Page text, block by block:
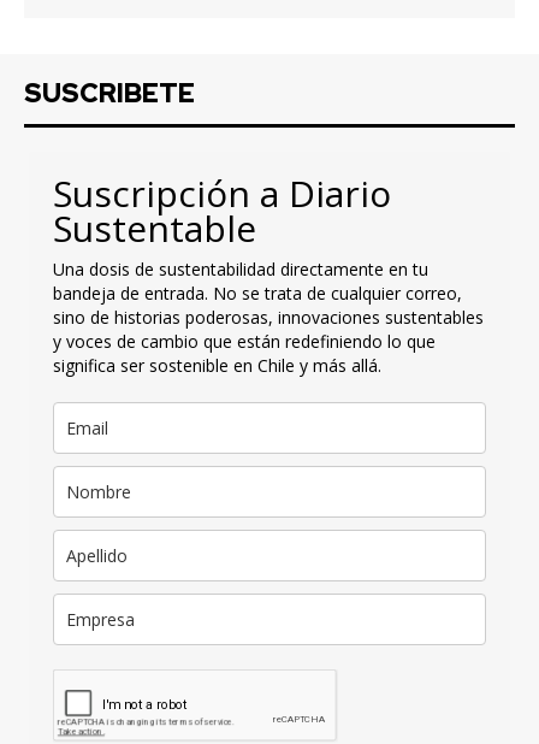
SUSCRIBETE
Suscripción a Diario
Sustentable
Una dosis de sustentabilidad directamente en tu
bandeja de entrada. No se trata de cualquier correo,
sino de historias poderosas, innovaciones sustentables
y voces de cambio que están redefiniendo lo que
significa ser sostenible en Chile y más allá.